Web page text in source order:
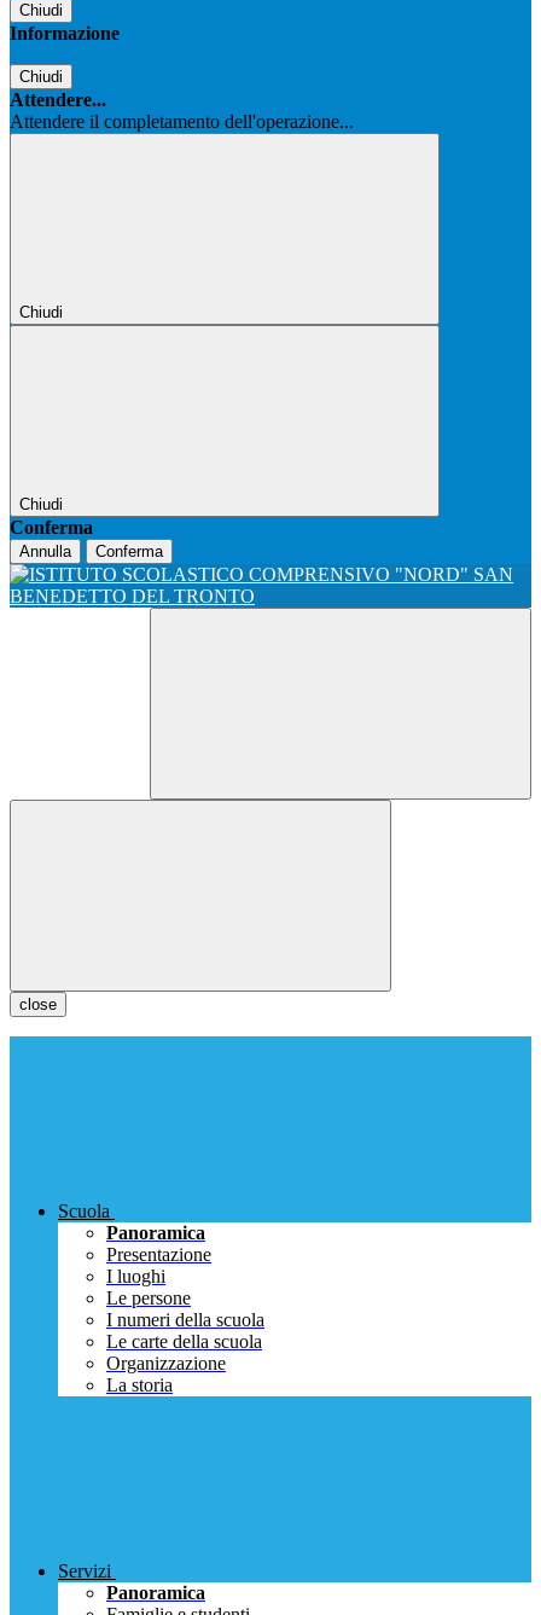
Chiudi
Informazione
Chiudi
Attendere...
Attendere il completamento dell'operazione...
Chiudi
Chiudi
Conferma
Annulla Conferma
close
Scuola
Panoramica
Presentazione
I luoghi
Le persone
I numeri della scuola
Le carte della scuola
Organizzazione
La storia
Servizi
Panoramica